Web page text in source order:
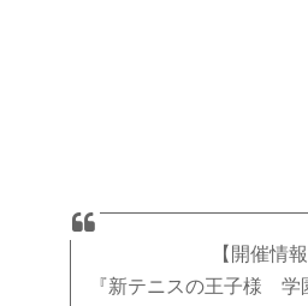
【開催情報
『新テニスの王子様 学